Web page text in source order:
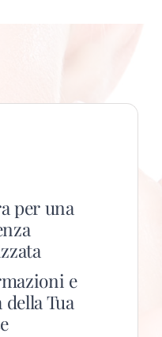
per una
e
Tua